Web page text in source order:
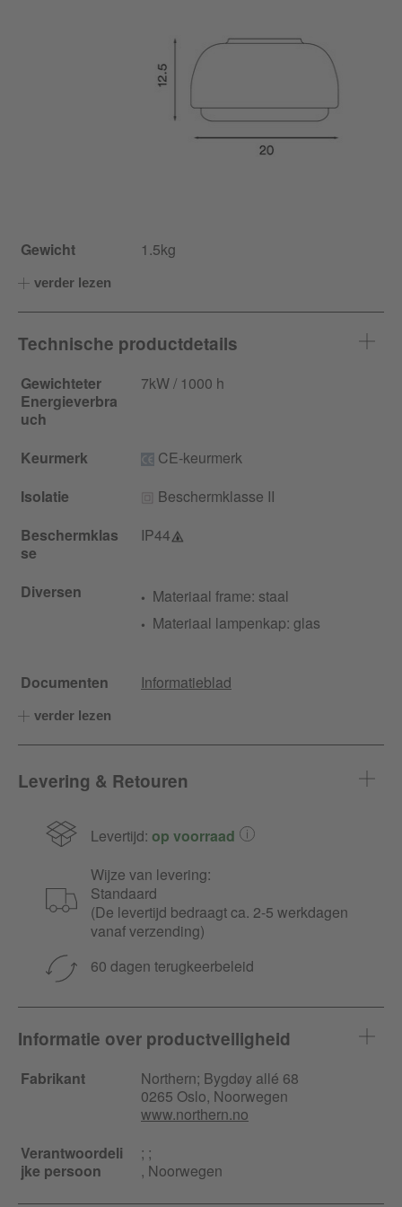
Gewicht 1.5kg
verder lezen
Technische productdetails
Gewichteter
Energieverbra
uch
7kW / 1000 h
Keurmerk
CE-keurmerk
Isolatie
Beschermklasse II
Beschermklas
se
IP44
Diversen
Materiaal frame: staal
Materiaal lampenkap: glas
Documenten Informatieblad
verder lezen
Levering & Retouren
Levertijd: op voorraad
Wijze van levering:
Standaard
(De levertijd bedraagt ca. 2-5 werkdagen
vanaf verzending)
60 dagen terugkeerbeleid
Informatie over productveiligheid
Fabrikant Northern; Bygdøy allé 68
0265 Oslo, Noorwegen
www.northern.no
Verantwoordeli
jke persoon
; ;
, Noorwegen